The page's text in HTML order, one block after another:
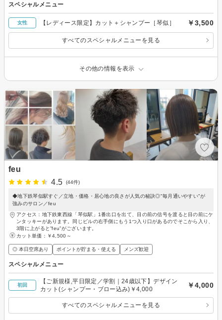
スペシャルメニュー
女性 【レディース限定】カット＋シャンプー［琴似］ ￥3,500
すべてのスペシャルメニューを見る
その他の情報を表示
feu
4.5
(44件)
◆地下鉄琴似駅すぐ／立地・価格・居心地の良さが人気の秘訣◎"毎月通いやすい"が
強みのサロン／feu
アクセス：地下鉄東西線「琴似駅」1番出口を出て、目の前の信号を渡ると目の前にケ
ンタッキーがあります。同じビルの右手側にもう1つ入り口があるのでそこから入り、
3階に上がると”feu”がございます。
カット単価： ￥4,500～
◎ 本日空席あり ポイントが貯まる・使える メンズ歓迎
スペシャルメニュー
初回
【ご新規様,平日限定／学割｜24歳以下】デザイン
カット(シャンプー・ブロー込み)￥4,000
￥4,000
すべてのスペシャルメニューを見る